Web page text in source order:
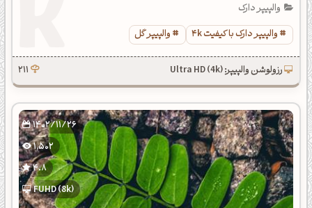
والپیپر دارک
والپیپر دارک با کیفیت 4k
والپیپر گل
رزولوشن والپیپر: Ultra HD (4k) 211
1402/11/26
1,502
4.8
FUHD (8k)